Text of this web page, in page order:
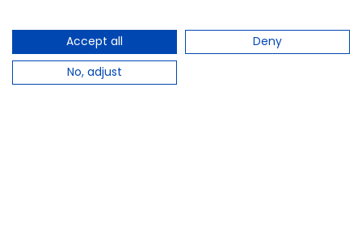
Accept all
Deny
No, adjust